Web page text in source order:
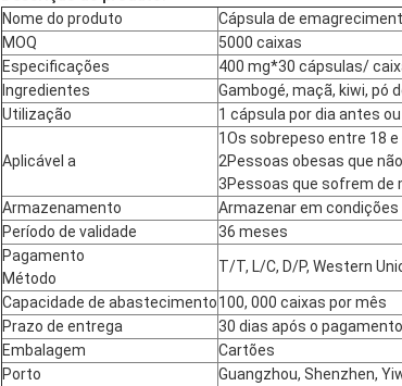
Nome do produto
Cápsula de
MOQ
5000 caixas
Especificações
400 mg*30 cápsulas/
Ingredientes
Gambogé, maçã, kiwi, pó
Utilização
1 cápsula por dia antes
Aplicável a
1Os sobrepeso entre 18 e
2Pessoas obesas que
3Pessoas que sofrem de
Armazenamento
Armazenar em condições
Período de validade
36 meses
Pagamento
Método
T/T, L/C, D/P, Western
Capacidade de abastecimento100, 000 caixas por mês
Prazo de entrega
30 dias após o pagamento
Embalagem
Cartões
Porto
Guangzhou, Shenzhen,